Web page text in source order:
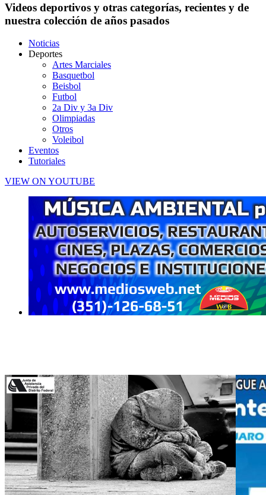
Videos deportivos y otras categorías, recientes y de
nuestra colección de años pasados
Noticias
Deportes
Artes Marciales
Basquetbol
Beisbol
Futbol
2a Div y 3a Div
Olimpiadas
Otros
Voleibol
Eventos
Tutoriales
VIEW ON YOUTUBE